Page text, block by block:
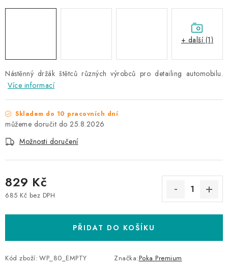
BYDLENÍ
Nástěnný držák štětců různých výrobců pro detailing automobilu.
Více informací
Skladem do 10 pracovních dní
25.8.2026
Možnosti doručení
829 Kč
685 Kč bez DPH
PŘIDAT DO KOŠÍKU
Kód zboží: WP_80_EMPTY Značka:Poka Premium
+ další (1)